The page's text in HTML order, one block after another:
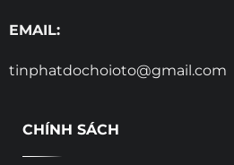
EMAIL:
tinphatdochoioto@gmail.com
CHÍNH SÁCH